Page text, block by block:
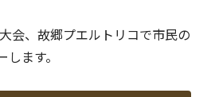
会、故郷プエルトリコで市民の
ます。